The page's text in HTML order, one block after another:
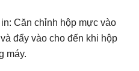
Căn chỉnh hộp mực vào
đẩy vào cho đến khi hộp
máy.